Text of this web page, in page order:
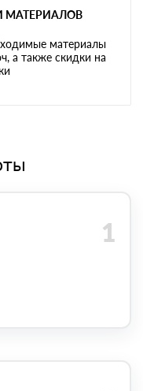
МАТЕРИАЛОВ
материалы
а также скидки на